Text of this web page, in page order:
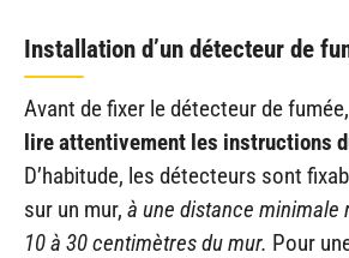
Installation d’un détecteur de
Avant de fixer le détecteur de
lire attentivement les instructions
D’habitude, les détecteurs sont
sur un mur, à une distance minimale
10 à 30 centimètres du mur. Pour